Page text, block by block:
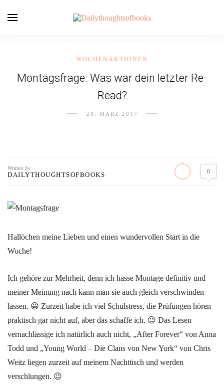
WOCHENAKTIONEN
Montagsfrage: Was war dein letzter Re-
Read?
20. MÄRZ 2017
Written by
DAILYTHOUGHTSOFBOOKS 6
Hallöchen meine Lieben und einen wundervollen Start in die
Woche!
Ich gehöre zur Mehrheit, denn ich hasse Montage definitiv und
meiner Meinung nach kann man sie auch gleich verschwinden
lassen. 😀 Zurzeit habe ich viel Schulstress, die Prüfungen hören
praktisch gar nicht auf, aber das schaffe ich. 😉 Das Lesen
vernachlässige ich natürlich auch nicht, „After Forever“ von Anna
Todd und „Young World – Die Clans von New York“ von Chris
Weitz liegen zurzeit auf meinem Nachttisch und werden
verschlungen. 😉